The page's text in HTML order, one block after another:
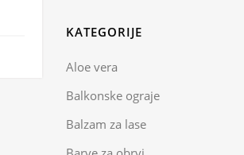
KATEGORIJE
Aloe vera
Balkonske ograje
Balzam za lase